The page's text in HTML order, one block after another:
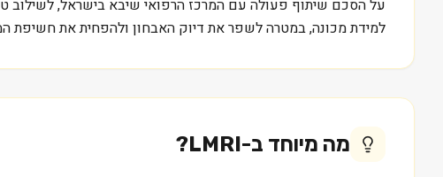
למידת מכונה, במטרה לשפר את דיוק האבחון ולהפחית את חשיפת
מה מיוחד ב-LMRI
?